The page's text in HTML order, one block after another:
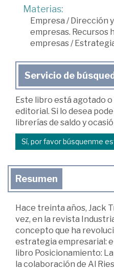
Materias:
Empresa / Dirección
empresas. Recursos
empresas/
Servicio de
Este libro está agotado
editorial. Si lo desea
librerías de saldo y
Sí, por favor búsquenme
Resumen
Hace treinta años, Jack
vez, en la revista
concepto que ha
estrategia empresarial:
libro Posicionamiento:
la colaboración de Al